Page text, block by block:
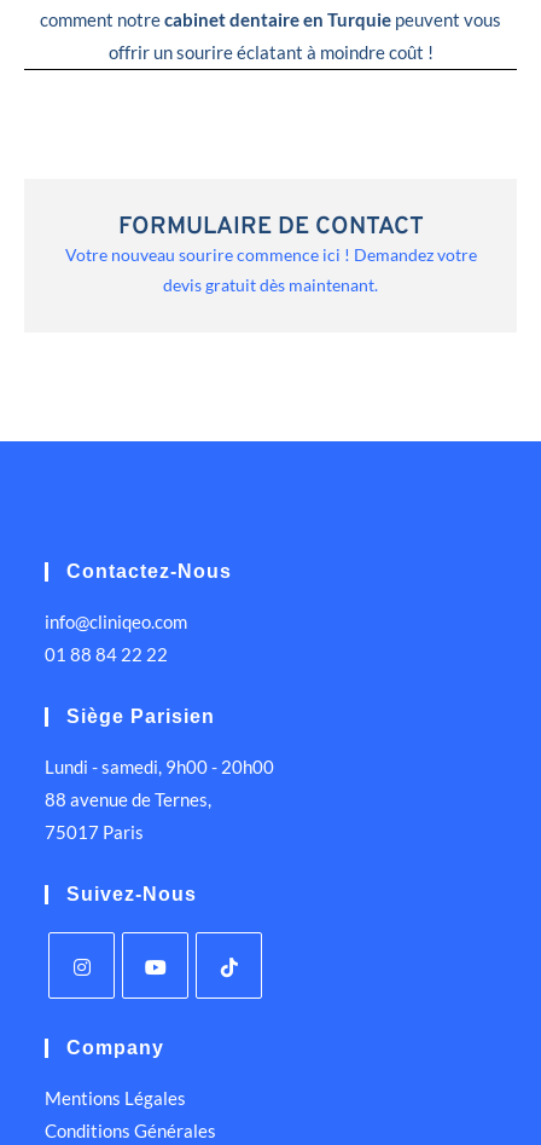
comment notrecabinet dentaire en Turquie peuvent vous
offrir un sourire éclatant à moindre coût !
FORMULAIRE DE CONTACT
Votre nouveau sourire commence ici ! Demandez votre
devis gratuit dès maintenant.
Contactez-Nous
info@cliniqeo.com
01 88 84 22 22
Siège Parisien
Lundi - samedi, 9h00 - 20h00
88 avenue de Ternes,
75017 Paris
Suivez-Nous
Company
Mentions Légales
Conditions Générales